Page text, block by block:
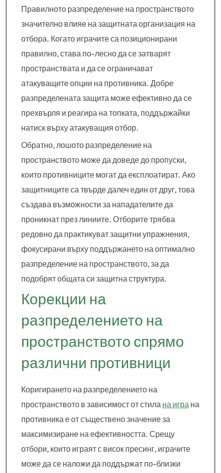
Правилното разпределение на пространството
значително влияе на защитната организация на
отбора. Когато играчите са позиционирани
правилно, става по-лесно да се затварят
пространствата и да се ограничават
атакуващите опции на противника. Добре
разпределената защита може ефективно да се
прехвърля и реагира на топката, поддържайки
натиск върху атакуващия отбор.
Обратно, лошото разпределение на
пространството може да доведе до пропуски,
които противниците могат да експлоатират. Ако
защитниците са твърде далеч един от друг, това
създава възможности за нападателите да
проникнат през линиите. Отборите трябва
редовно да практикуват защитни упражнения,
фокусирани върху поддържането на оптимално
разпределение на пространството, за да
подобрят общата си защитна структура.
Корекции на
разпределението на
пространството спрямо
различни противници
Коригирането на разпределението на
пространството в зависимост от стила на игра на
противника е от съществено значение за
максимизиране на ефективността. Срещу
отбори, които играят с висок пресинг, играчите
може да се наложи да поддържат по-близки